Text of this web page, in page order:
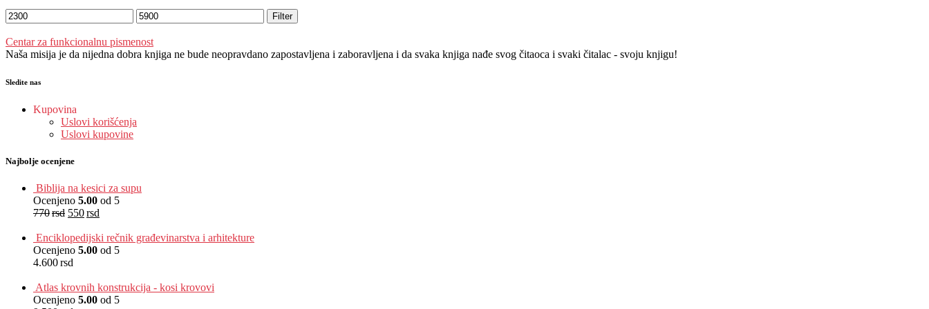
Filter
Centar za funkcionalnu pismenost
Naša misija je da nijedna dobra knjiga ne bude neopravdano zapostavljena i zaboravljena i da svaka knjiga nađe svog čitaoca i svaki čitalac - svoju knjigu!
Sledite nas
Kupovina
Uslovi korišćenja
Uslovi kupovine
Najbolje ocenjene
Biblija na kesici za supu
Ocenjeno 5.00 od 5
770rsd 550rsd
Enciklopedijski rečnik građevinarstva i arhitekture
Ocenjeno 5.00 od 5
4.600rsd
Atlas krovnih konstrukcija - kosi krovovi
Ocenjeno 5.00 od 5